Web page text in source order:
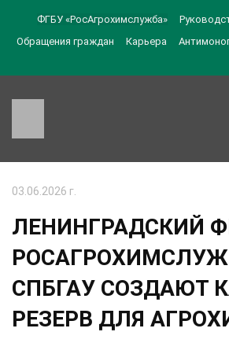
ФГБУ «РосАгрохимслужба»
Обращения граждан
Карьера
03.06.2026 г.
ЛЕНИНГРАДСКИЙ
СПБГАУ СОЗДАЮТ
РЕЗЕРВ ДЛЯ